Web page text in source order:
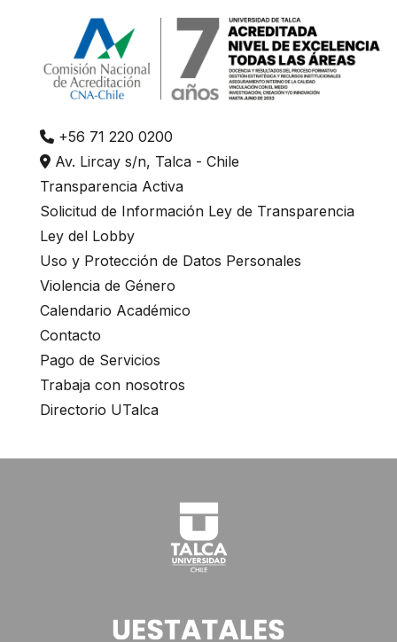
+56 71 220 0200
Av. Lircay s/n, Talca - Chile
Transparencia Activa
Solicitud de Información Ley de Transparencia
Ley del Lobby
Uso y Protección de Datos Personales
Violencia de Género
Calendario Académico
Contacto
Pago de Servicios
Trabaja con nosotros
Directorio UTalca